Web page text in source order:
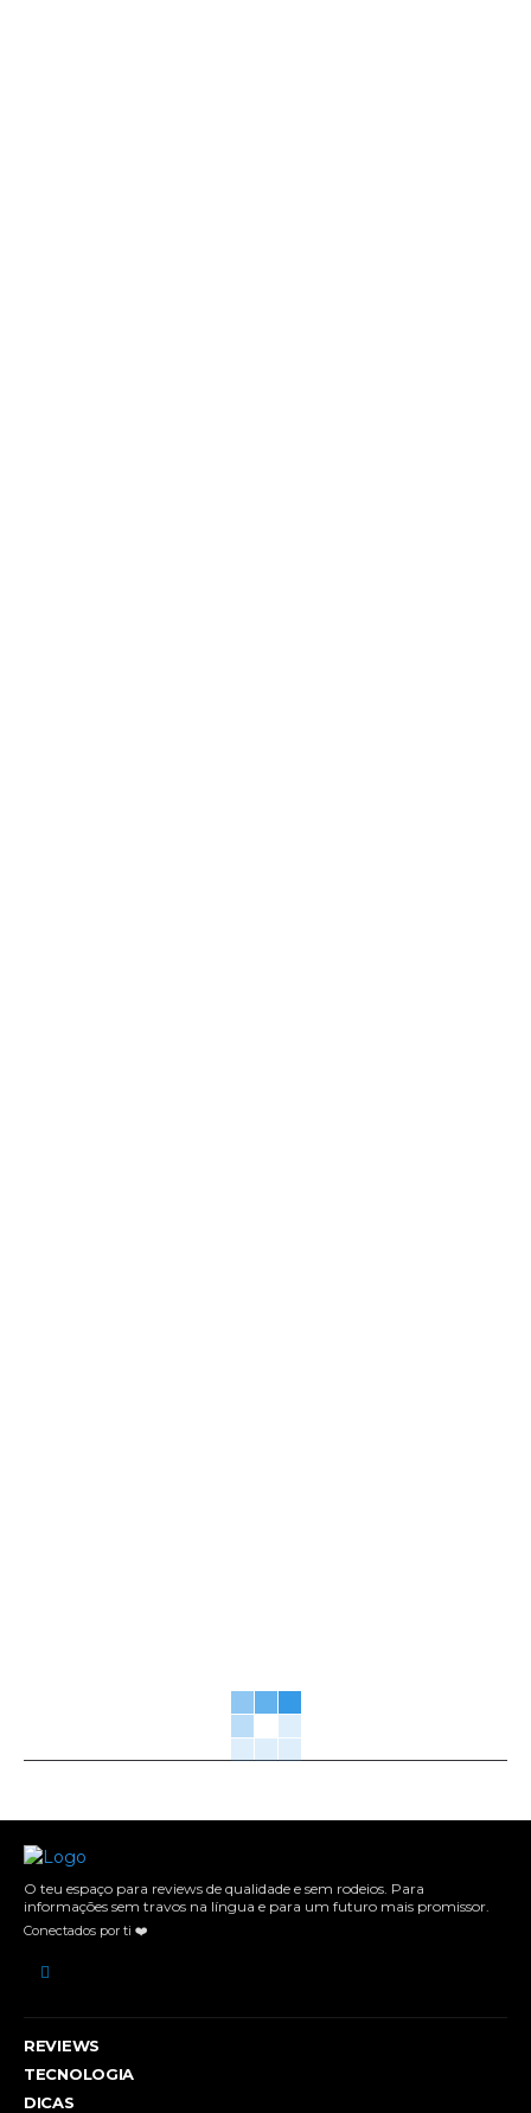
O teu espaço para reviews de qualidade e sem rodeios. Para
informações sem travos na língua e para um futuro mais promissor.
Conectados por ti ❤️
REVIEWS
TECNOLOGIA
DICAS